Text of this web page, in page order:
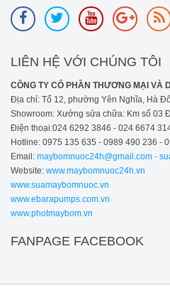
LIÊN HỆ VỚI CHÚNG TÔI
CÔNG TY CỔ PHẦN THƯƠNG MẠI VÀ
Địa chỉ: Tổ 12, phường Yên Nghĩa, Hà
Showroom: Xưởng sửa chữa: Km số 03
Điện thoại:024 6292 3846 - 024 6674
Hotline: 0975 135 635 - 0989 490 236 -
Email: maybomnuoc24h@gmail.com -
Website: www.maybomnuoc24h.vn
www.suamaybomnuoc.vn
www.ebarapumps.com.vn
www.photmaybom.vn
FANPAGE FACEBOOK